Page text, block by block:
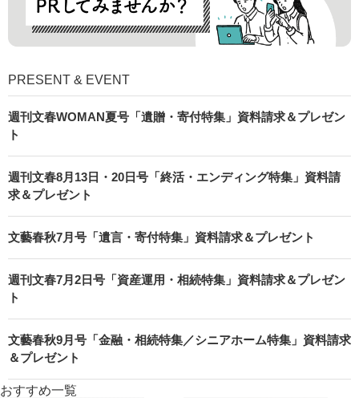
PRESENT & EVENT
週刊文春WOMAN夏号「遺贈・寄付特集」資料請求＆プレゼン
ト
週刊文春8月13日・20日号「終活・エンディング特集」資料請
求＆プレゼント
文藝春秋7月号「遺言・寄付特集」資料請求＆プレゼント
週刊文春7月2日号「資産運用・相続特集」資料請求＆プレゼン
ト
文藝春秋9月号「金融・相続特集／シニアホーム特集」資料請求
＆プレゼント
おすすめ一覧